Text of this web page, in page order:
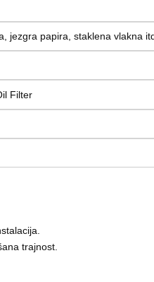
jezgra papira, staklena vlakna
trajnost.